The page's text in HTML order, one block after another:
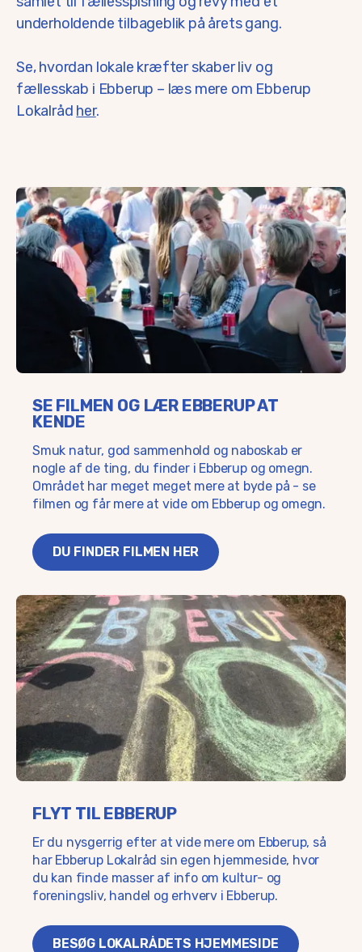
underholdende tilbageblik på årets gang.
Se, hvordan lokale kræfter skaber liv og
fællesskab i Ebberup – læs mere om Ebberup
Lokalråd her.
SE FILMEN OG LÆR EBBERUP AT
KENDE
Smuk natur, god sammenhold og naboskab er
nogle af de ting, du finder i Ebberup og omegn.
Området har meget meget mere at byde på - se
filmen og får mere at vide om Ebberup og omegn.
DU FINDER FILMEN HER
FLYT TIL EBBERUP
Er du nysgerrig efter at vide mere om Ebberup, så
har Ebberup Lokalråd sin egen hjemmeside, hvor
du kan finde masser af info om kultur- og
foreningsliv, handel og erhverv i Ebberup.
BESØG LOKALRÅDETS HJEMMESIDE